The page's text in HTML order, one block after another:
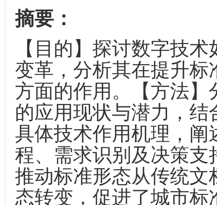
摘要：
【目的】探讨数字技
变革，分析其在提升
方面的作用。【方法
的应用现状与潜力，
具体技术作用机理，
程、需求识别及决策
推动标准形态从传统
态转变，促进了城市